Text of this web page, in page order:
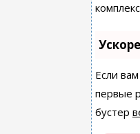
Если
первые
бустер